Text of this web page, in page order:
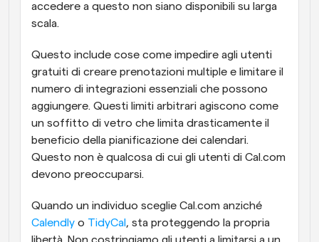
accedere a questo non siano disponibili su larga
scala.
Questo include cose come impedire agli utenti
gratuiti di creare prenotazioni multiple e limitare il
numero di integrazioni essenziali che possono
aggiungere. Questi limiti arbitrari agiscono come
un soffitto di vetro che limita drasticamente il
beneficio della pianificazione dei calendari.
Questo non è qualcosa di cui gli utenti di Cal.com
devono preoccuparsi.
Calendly o TidyCal , sta proteggendo la propria